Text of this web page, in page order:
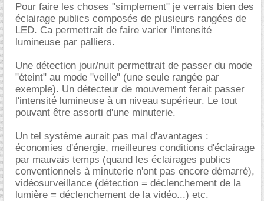
Pour faire les choses "simplement" je verrais bien des
éclairage publics composés de plusieurs rangées de
LED. Ca permettrait de faire varier l'intensité
lumineuse par palliers.
Une détection jour/nuit permettrait de passer du mode
"éteint" au mode "veille" (une seule rangée par
exemple). Un détecteur de mouvement ferait passer
l'intensité lumineuse à un niveau supérieur. Le tout
pouvant être assorti d'une minuterie.
Un tel système aurait pas mal d'avantages :
économies d'énergie, meilleures conditions d'éclairage
par mauvais temps (quand les éclairages publics
conventionnels à minuterie n'ont pas encore démarré),
vidéosurveillance (détection = déclenchement de la
lumière = déclenchement de la vidéo...) etc.